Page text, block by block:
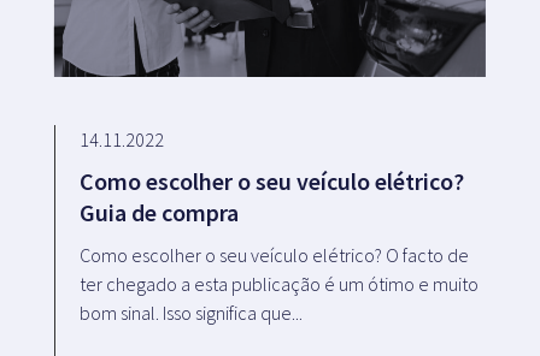
14.11.2022
Como escolher o seu veículo elétrico?
Guia de compra
Como escolher o seu veículo elétrico? O facto de
ter chegado a esta publicação é um ótimo e muito
bom sinal. Isso significa que...